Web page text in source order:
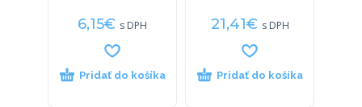
6,15€ s DPH
Pridať do košíka
21,41€ s DPH
Pridať do košíka